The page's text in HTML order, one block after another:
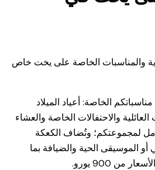
والمناسبات الخاصة على يخت خاص
تنظّم GoldenSunsetTour مناسباتكم الخاصة: أعياد الميلاد
والاحتفالات الخاصة والعشاء
لمجموعتكم؛ وتُضاف الكعكة
الموسيقى الحية والضيافة بما
من 900 يورو.